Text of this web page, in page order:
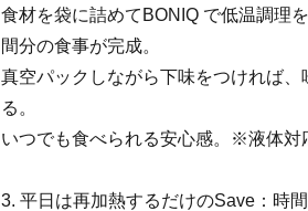
食材を袋に詰めてBONIQ で低温調理
間分の食事が完成。
真空パックしながら下味をつければ
る。
いつでも食べられる安心感。※液体対
3. 平日は再加熱するだけのSave：時